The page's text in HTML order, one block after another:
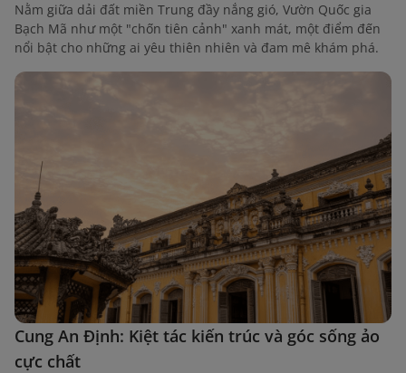
Nằm giữa dải đất miền Trung đầy nắng gió, Vườn Quốc gia
Bạch Mã như một "chốn tiên cảnh" xanh mát, một điểm đến
nổi bật cho những ai yêu thiên nhiên và đam mê khám phá.
Cung An Định: Kiệt tác kiến trúc và góc sống ảo
cực chất